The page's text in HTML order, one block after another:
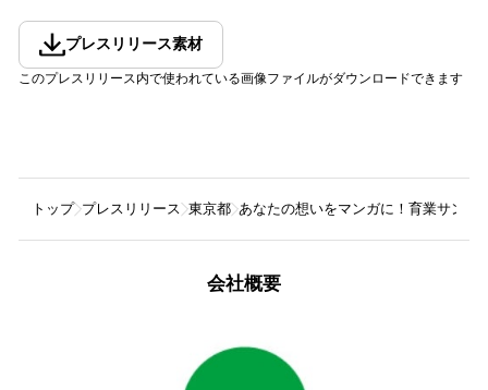
プレスリリース素材
このプレスリリース内で使われている画像ファイルがダウンロードできます
トップ プレスリリース 東京都 あなたの想いをマンガに！育業サンキ
会社概要